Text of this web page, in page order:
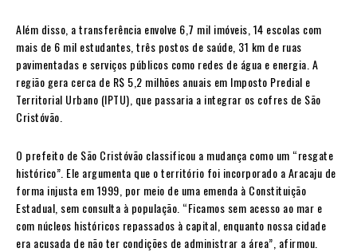
Além disso, a transferência envolve 6,7 mil imóveis, 14 escolas com
mais de 6 mil estudantes, três postos de saúde, 31 km de ruas
pavimentadas e serviços públicos como redes de água e energia. A
região gera cerca de R$ 5,2 milhões anuais em Imposto Predial e
Territorial Urbano (IPTU), que passaria a integrar os cofres de São
Cristóvão.
O prefeito de São Cristóvão classificou a mudança como um “resgate
histórico”. Ele argumenta que o território foi incorporado a Aracaju de
forma injusta em 1999, por meio de uma emenda à Constituição
Estadual, sem consulta à população. “Ficamos sem acesso ao mar e
com núcleos históricos repassados à capital, enquanto nossa cidade
era acusada de não ter condições de administrar a área”, afirmou.